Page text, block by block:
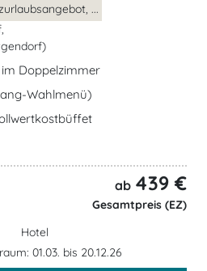
...
Doppelzimmer
Wahlmenü)
ab 439 €
Gesamtpreis (EZ)
Hotel
01.03. bis 20.12.26